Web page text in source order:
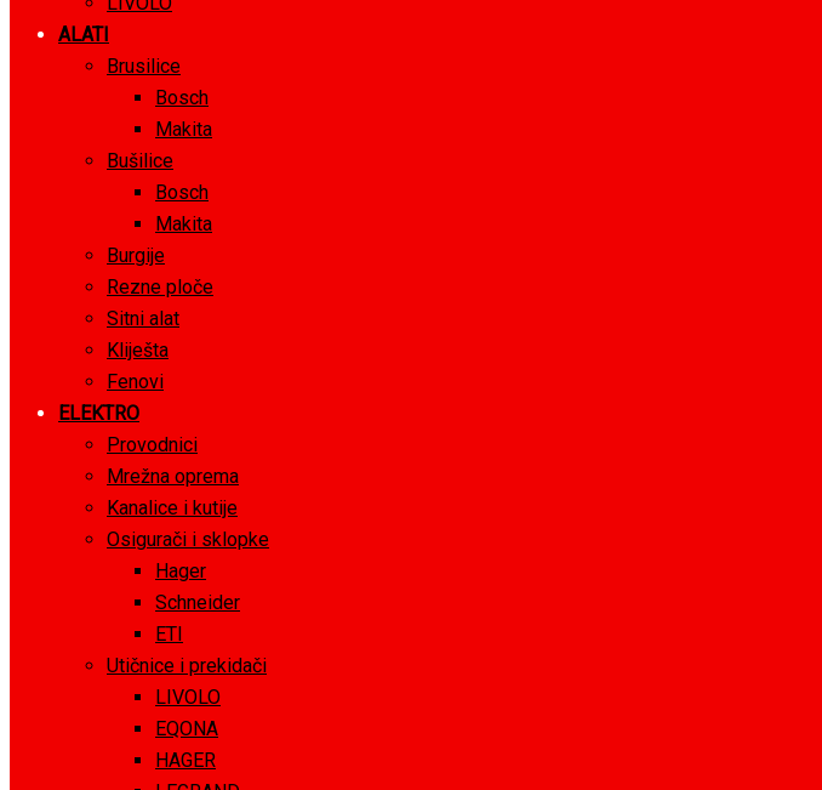
ALATI
Brusilice
Bosch
Makita
Bušilice
Bosch
Makita
Burgije
Rezne ploče
Sitni alat
Kliješta
Fenovi
ELEKTRO
Provodnici
Mrežna oprema
Kanalice i kutije
Osigurači i sklopke
Hager
Schneider
ETI
Utičnice i prekidači
LIVOLO
EQONA
HAGER